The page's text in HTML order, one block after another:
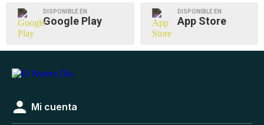
DISPONIBLE EN
Google Play
DISPONIBLE EN
App Store
Mi cuenta